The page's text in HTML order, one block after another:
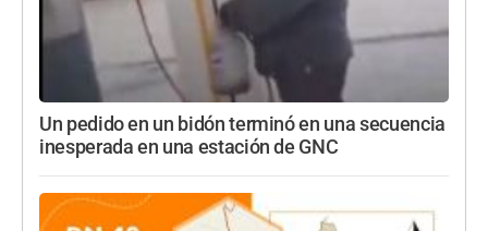
Un pedido en un bidón terminó en una secuencia
inesperada en una estación de GNC